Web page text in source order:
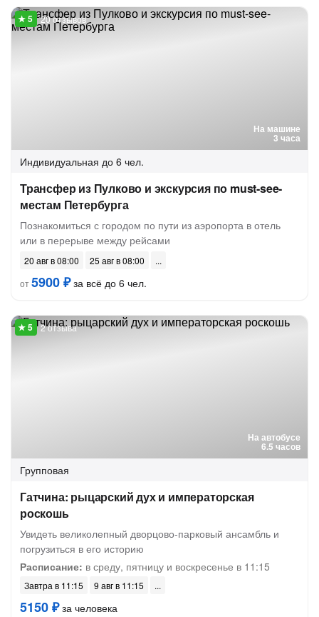
На машине
3 часа
20 отзывов
Индивидуальная до 6 чел.
Трансфер из Пулково и экскурсия по must-see-
местам Петербурга
Познакомиться с городом по пути из аэропорта в отель
или в перерыве между рейсами
20 авг в 08:00
25 авг в 08:00
от5900 ₽за всё до 6 чел.
На автобусе
6.5 часов
2 отзыва
Групповая
Гатчина: рыцарский дух и императорская
роскошь
Увидеть великолепный дворцово-парковый ансамбль и
погрузиться в его историю
Расписание: в среду, пятницу и воскресенье в 11:15
Завтра в 11:15 9 авг в 11:15
5150 ₽за человека